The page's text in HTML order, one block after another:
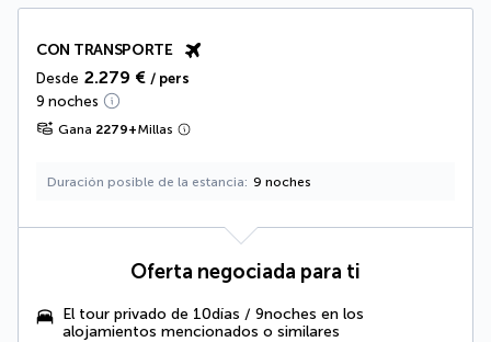
CON TRANSPORTE
Desde 2.279 € / pers
9 noches
Gana 2279+Millas
Duración posible de la estancia 9 noches
Oferta negociada para ti
El tour privado de 10días / 9noches en los
alojamientos mencionados o similares